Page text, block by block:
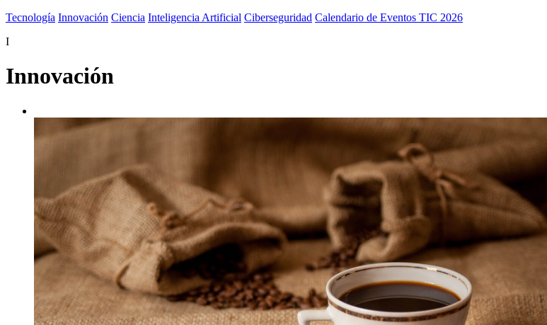
Tecnología Innovación Ciencia Inteligencia Artificial Ciberseguridad Calendario de Eventos TIC 2026
I
Innovación